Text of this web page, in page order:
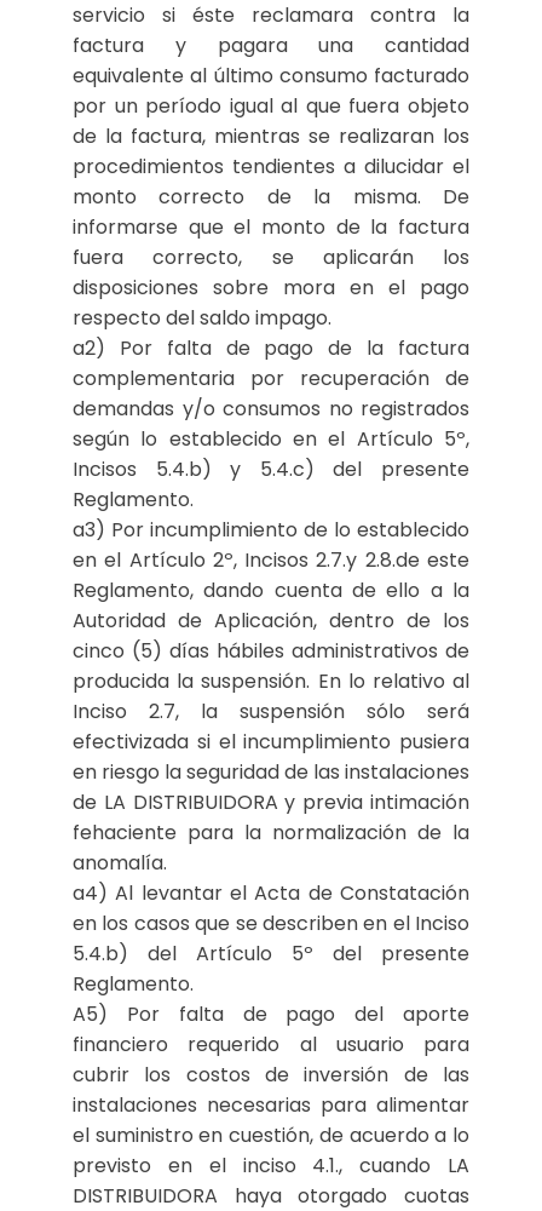
servicio si éste reclamara contra la
factura y pagara una cantidad
equivalente al último consumo facturado
por un período igual al que fuera objeto
de la factura, mientras se realizaran los
procedimientos tendientes a dilucidar el
monto correcto de la misma. De
informarse que el monto de la factura
fuera correcto, se aplicarán los
disposiciones sobre mora en el pago
respecto del saldo impago.
a2) Por falta de pago de la factura
complementaria por recuperación de
demandas y/o consumos no registrados
según lo establecido en el Artículo 5º,
Incisos 5.4.b) y 5.4.c) del presente
Reglamento.
a3) Por incumplimiento de lo establecido
en el Artículo 2º, Incisos 2.7.y 2.8.de este
Reglamento, dando cuenta de ello a la
Autoridad de Aplicación, dentro de los
cinco (5) días hábiles administrativos de
producida la suspensión. En lo relativo al
Inciso 2.7, la suspensión sólo será
efectivizada si el incumplimiento pusiera
en riesgo la seguridad de las instalaciones
de LA DISTRIBUIDORA y previa intimación
fehaciente para la normalización de la
anomalía.
a4) Al levantar el Acta de Constatación
en los casos que se describen en el Inciso
5.4.b) del Artículo 5º del presente
Reglamento.
A5) Por falta de pago del aporte
financiero requerido al usuario para
cubrir los costos de inversión de las
instalaciones necesarias para alimentar
el suministro en cuestión, de acuerdo a lo
previsto en el inciso 4.1., cuando LA
DISTRIBUIDORA haya otorgado cuotas